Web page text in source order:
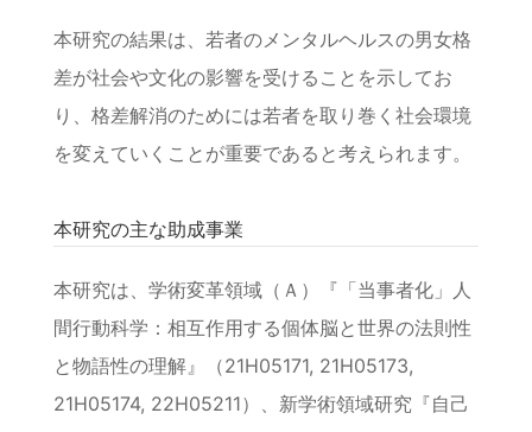
本研究の結果は、若者のメンタルヘルスの男女格
差が社会や文化の影響を受けることを示してお
り、格差解消のためには若者を取り巻く社会環境
を変えていくことが重要であると考えられます。
本研究の主な助成事業
本研究は、学術変革領域（Ａ）『「当事者化」人
間行動科学：相互作用する個体脳と世界の法則性
と物語性の理解』（21H05171, 21H05173,
21H05174, 22H05211）、新学術領域研究『自己